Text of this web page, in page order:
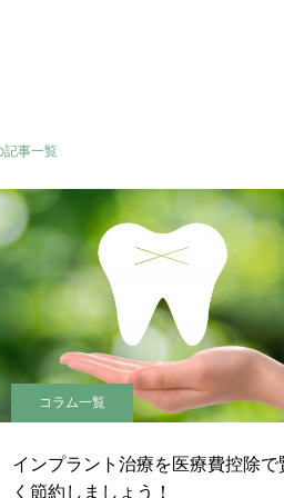
記事一覧
コラム一覧
インプラント治療を医療費控除で
く節約しましょう！